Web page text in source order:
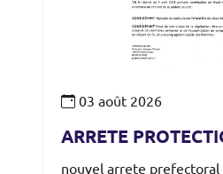
03 août 2026
ARRETE
nouvel arrete prefectoral